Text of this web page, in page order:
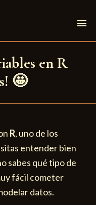
menu
en R
🤩
R, uno de los
entender bien
sabes qué tipo de
fácil cometer
datos.